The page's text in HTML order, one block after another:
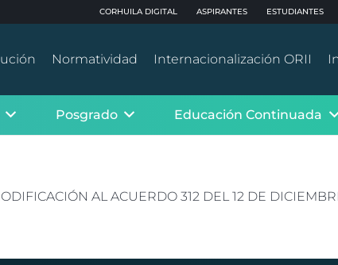
CORHUILA DIGITAL ASPIRANTES ESTUDIANTES
Normatividad Internacionalización ORII
Posgrado Educación Continuada
AL ACUERDO 312 DEL 12 DE